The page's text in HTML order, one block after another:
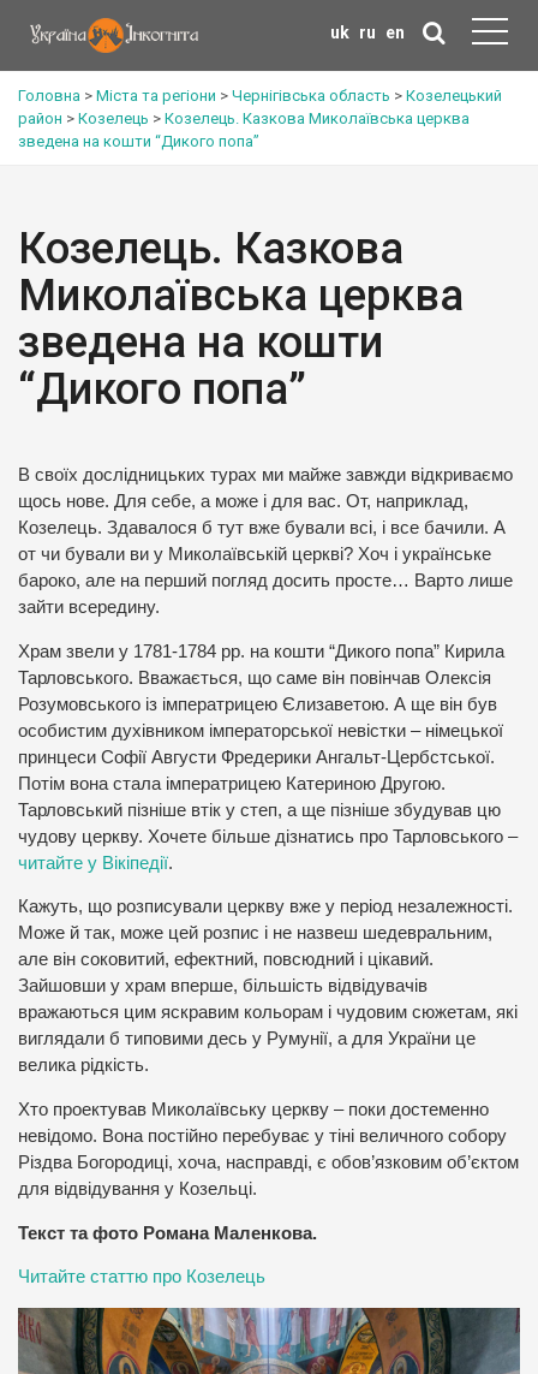
uk ru en
Головна > Міста та регіони > Чернігівська область > Козелецький
район > Козелець > Козелець. Казкова Миколаївська церква
зведена на кошти “Дикого попа”
Козелець. Казкова
Миколаївська церква
зведена на кошти
“Дикого попа”
В своїх дослідницьких турах ми майже завжди відкриваємо
щось нове. Для себе, а може і для вас. От, наприклад,
Козелець. Здавалося б тут вже бували всі, і все бачили. А
от чи бували ви у Миколаївській церкві? Хоч і українське
бароко, але на перший погляд досить просте… Варто лише
зайти всередину.
Храм звели у 1781-1784 рр. на кошти “Дикого попа” Кирила
Тарловського. Вважається, що саме він повінчав Олексія
Розумовського із імператрицею Єлизаветою. А ще він був
особистим духівником імператорської невістки – німецької
принцеси Софії Августи Фредерики Ангальт-Цербстської.
Потім вона стала імператрицею Катериною Другою.
Тарловський пізніше втік у степ, а ще пізніше збудував цю
чудову церкву. Хочете більше дізнатись про Тарловського –
читайте у Вікіпедії.
Кажуть, що розписували церкву вже у період незалежності.
Може й так, може цей розпис і не назвеш шедевральним,
але він соковитий, ефектний, повсюдний і цікавий.
Зайшовши у храм вперше, більшість відвідувачів
вражаються цим яскравим кольорам і чудовим сюжетам, які
виглядали б типовими десь у Румунії, а для України це
велика рідкість.
Хто проектував Миколаївську церкву – поки достеменно
невідомо. Вона постійно перебуває у тіні величного собору
Різдва Богородиці, хоча, насправді, є обов’язковим об’єктом
для відвідування у Козельці.
Текст та фото Романа Маленкова.
Читайте статтю про Козелець